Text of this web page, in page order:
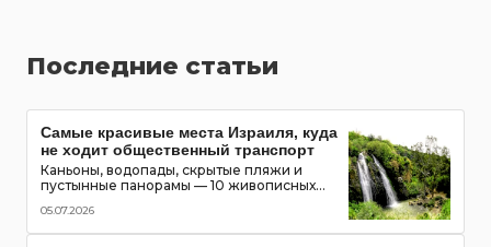
Последние статьи
Самые красивые места Израиля, куда
не ходит общественный транспорт
Каньоны, водопады, скрытые пляжи и
пустынные панорамы — 10 живописных
только на автомобиле
05.07.2026